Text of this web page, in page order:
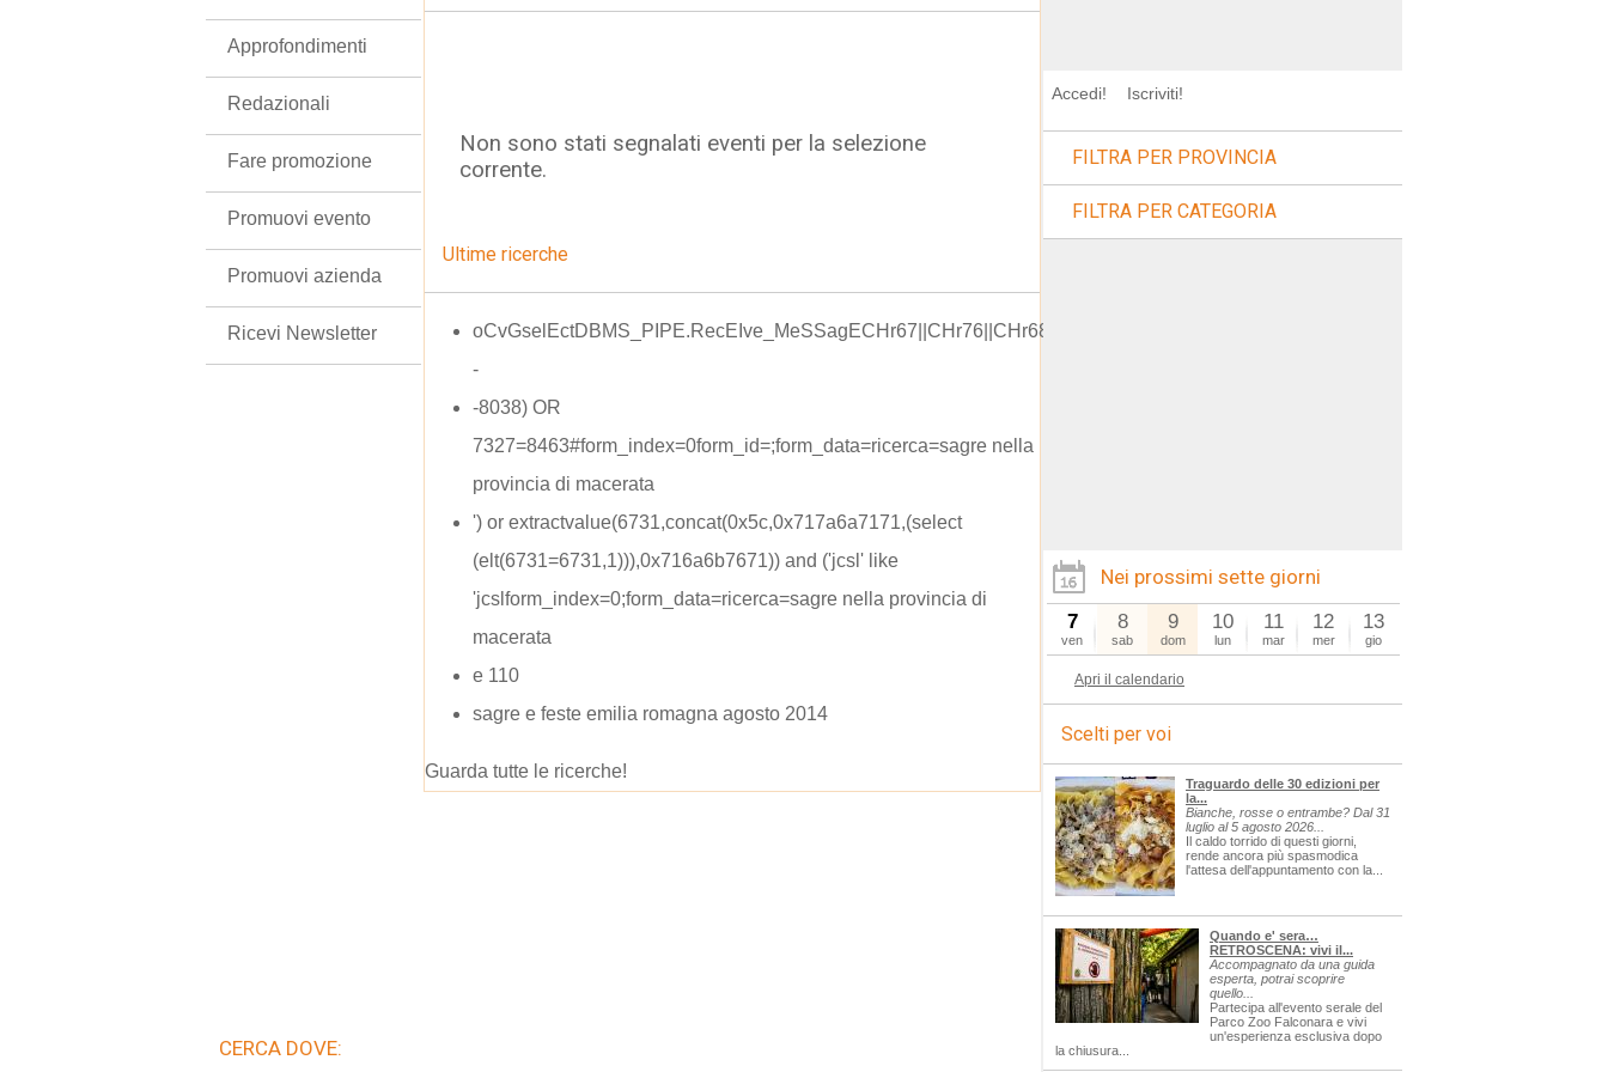
Non sono stati segnalati eventi per la selezione
corrente.
Ultime ricerche
oCvGselEctDBMS_PIPE.RecEIve_MeSSagECHr67||CHr76||CHr68||CHr66,5FRomDuAl-
-
-8038) OR
7327=8463#form_index=0form_id=;form_data=ricerca=sagre nella
provincia di macerata
') or extractvalue(6731,concat(0x5c,0x717a6a7171,(select
(elt(6731=6731,1))),0x716a6b7671)) and ('jcsl' like
'jcslform_index=0;form_data=ricerca=sagre nella provincia di
macerata
e 110
sagre e feste emilia romagna agosto 2014
Guarda tutte le ricerche!
Approfondimenti
Redazionali
Fare promozione
Promuovi evento
Promuovi azienda
Ricevi Newsletter
CERCA DOVE:
Accedi! Iscriviti!
FILTRA PER PROVINCIA
FILTRA PER CATEGORIA
Nei prossimi sette giorni
7
ven
8
sab
9
dom
10
lun
11
mar
12
mer
13
gio
Apri il calendario
Scelti per voi
Traguardo delle 30 edizioni per
la...
Bianche, rosse o entrambe? Dal 31
luglio al 5 agosto 2026...
Il caldo torrido di questi giorni,
rende ancora più spasmodica
l'attesa dell'appuntamento con la...
Quando e' sera…
RETROSCENA: vivi il...
Accompagnato da una guida
esperta, potrai scoprire
quello...
Partecipa all'evento serale del
Parco Zoo Falconara e vivi
un'esperienza esclusiva dopo
la chiusura...